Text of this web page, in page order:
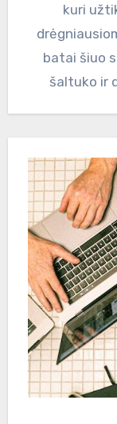
kuri
batai šiuo
šaltuko ir